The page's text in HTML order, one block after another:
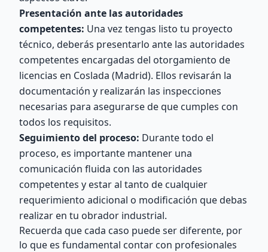
Presentación ante las autoridades
competentes: Una vez tengas listo tu proyecto
técnico, deberás presentarlo ante las autoridades
competentes encargadas del otorgamiento de
licencias en Coslada (Madrid). Ellos revisarán la
documentación y realizarán las inspecciones
necesarias para asegurarse de que cumples con
todos los requisitos.
Seguimiento del proceso: Durante todo el
proceso, es importante mantener una
comunicación fluida con las autoridades
competentes y estar al tanto de cualquier
requerimiento adicional o modificación que debas
realizar en tu obrador industrial.
Recuerda que cada caso puede ser diferente, por
lo que es fundamental contar con profesionales